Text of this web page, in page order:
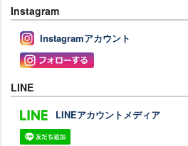
Instagram
Instagramアカウント
LINE
LINEアカウントメディア